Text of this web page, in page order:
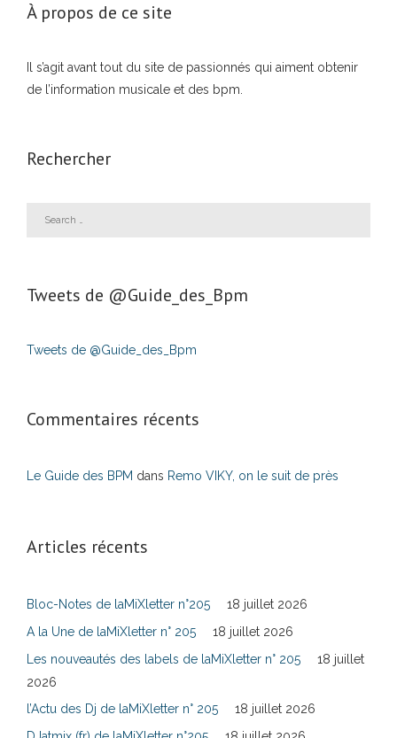
À propos de ce site
Il s’agit avant tout du site de passionnés qui aiment obtenir
de l’information musicale et des bpm.
Rechercher
Tweets de ‎@Guide_des_Bpm
Tweets de @Guide_des_Bpm
Commentaires récents
Le Guide des BPM dans Remo VIKY, on le suit de près
Articles récents
Bloc-Notes de laMiXletter n°205
18 juillet 2026
A la Une de laMiXletter n° 205
18 juillet 2026
Les nouveautés des labels de laMiXletter n° 205
18 juillet
2026
l’Actu des Dj de laMiXletter n° 205
18 juillet 2026